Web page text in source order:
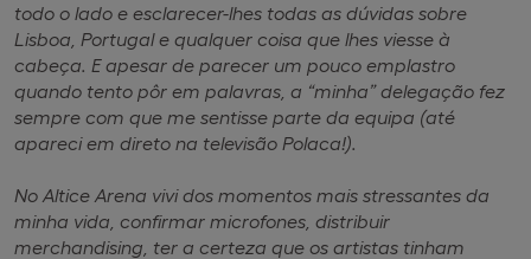
todo o lado e esclarecer-lhes todas as dúvidas sobre
Lisboa, Portugal e qualquer coisa que lhes viesse à
cabeça. E apesar de parecer um pouco emplastro
quando tento pôr em palavras, a “minha” delegação fez
sempre com que me sentisse parte da equipa (até
apareci em direto na televisão Polaca!).
No Altice Arena vivi dos momentos mais stressantes da
minha vida, confirmar microfones, distribuir
merchandising, ter a certeza que os artistas tinham